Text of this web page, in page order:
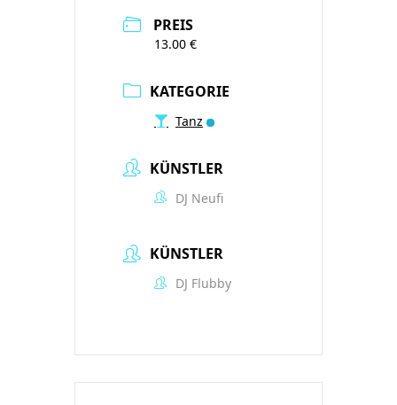
PREIS
13.00 €
KATEGORIE
Tanz
KÜNSTLER
DJ Neufi
KÜNSTLER
DJ Flubby